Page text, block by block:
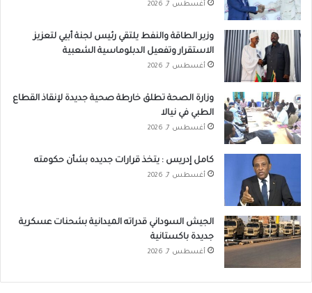
أغسطس 7, 2026
وزير الطاقة والنفط يلتقي رئيس لجنة أبيي لتعزيز
الاستقرار وتفعيل الدبلوماسية الشعبية
أغسطس 7, 2026
وزارة الصحة تطلق خارطة صحية جديدة لإنقاذ القطاع
الطبي في نيالا
أغسطس 7, 2026
كامل إدريس : يتخذ قرارات جديده بشأن حكومته
أغسطس 7, 2026
الجيش السوداني قدراته الميدانية بشحنات عسكرية
جديدة باكستانية
أغسطس 7, 2026